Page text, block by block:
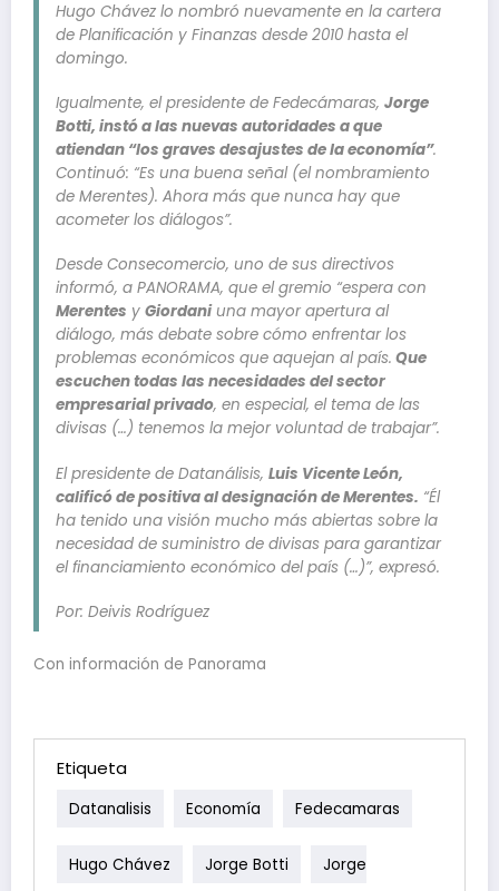
Hugo Chávez lo nombró nuevamente en la cartera
de Planificación y Finanzas desde 2010 hasta el
domingo.
Igualmente, el presidente de Fedecámaras, Jorge
Botti, instó a las nuevas autoridades a que
atiendan “los graves desajustes de la economía”.
Continuó: “Es una buena señal (el nombramiento
de Merentes). Ahora más que nunca hay que
acometer los diálogos”.
Desde Consecomercio, uno de sus directivos
informó, a PANORAMA, que el gremio “espera con
Merentes y Giordaniuna mayor apertura al
diálogo, más debate sobre cómo enfrentar los
problemas económicos que aquejan al país. Que
escuchen todas las necesidades del sector
empresarial privado, en especial, el tema de las
divisas (…) tenemos la mejor voluntad de trabajar”.
El presidente de Datanálisis, Luis Vicente León,
calificó de positiva al designación de Merentes. “Él
ha tenido una visión mucho más abiertas sobre la
necesidad de suministro de divisas para garantizar
el financiamiento económico del país (…)”, expresó.
Por: Deivis Rodríguez
Con información de Panorama
Etiqueta
Datanalisis Economía Fedecamaras
Hugo Chávez Jorge Botti Jorge